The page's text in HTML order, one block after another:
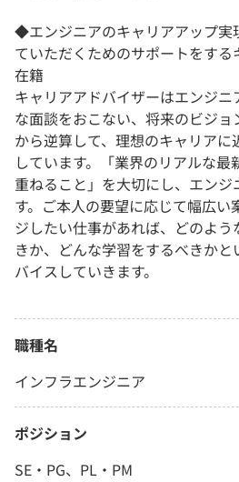
◆エンジニアのキャリアアップ実
ていただくためのサポートをす
在籍
キャリアアドバイザーはエンジ
な面談をおこない、将来のビジ
から逆算して、理想のキャリアに
しています。「業界のリアルな
重ねること」を大切にし、エンジ
す。ご本人の要望に応じて幅広い
ジしたい仕事があれば、どのよ
きか、どんな学習をするべきか
バイスしていきます。
職種名
インフラエンジニア
ポジション
SE・PG、PL・PM